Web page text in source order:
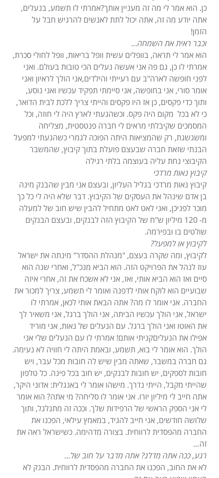
כן. הוא אמר לי מה זה מעניין אותך?אמרתי לו תשמע, בנעלים,
אתה יודע מה זה, אתה יכול לתת לאנשים להרגיש חבל על
הזמן!
וכבר ראית את השמחה…
הוא אמר לי תראה, בוופלים עשית וופל בריאות, וופל לחולי סכרת,
אמרתי לו כן, גם פה אני אעשה נעלים הכי טובות בעולם. ואני
לפני חופשה לארה"ב עם רעייתי והילדים,אני הולך לראיון ואני
אומר סורי, אני בחופשה, אני סיימתי תפקיד עכשיו ואני נוסע,
ותוך כדי פקסים, כן אז היו פקסים והייתי צריך ללכת לבית הדואר,
כי לא בכל מקום היה פקס. וכשהגעתי לארץ היה לי חוזה, וכל
המסמכים שקיבלתי מראים לי חברה פנטסטית, מצליחה
ומשגשגת, רק שהמציאות היתה הפוכה לגמרי כשהגעתי למפעל
הבנתי שזאת חברה שבעצם פועלת בתוך קיבוץ, שהמשבר
הקיבוצי נחת עליה בעוצמה בלתי רגילה
קיבוץ נאות מרדכי
קיבוץ נאות מרדכי בגליל העליון, ובעצם אני מבין שהבנק מינה
בן אדם שינהל את העסקים של הקיבוץ. דבר שלא היה לי כל כך
מוכר לפניכן, ואני לאט לאט מתחיל להבין שיש חוב של למעלה
מ- 120 מיליון ש"ח של הקיבוץ הזה לבנקים, ובעצם הבנקים
שולטים בו ובפירמה.
לקיבוץ או למפעל?
לקיבוץ, ומה שקרה בעצם, "מנהלת ההסדר" מינתה את ישראל
עוז לנהל את הפרויקט הזה. הוא הביא מנכ"ל, ואחרי שנה הוא
סיים ואז הוא הביא אותי, ואז, אני לא אשכח את זה, אחרי איזה
שבועיים הוא לוקח אותי לדפנה ואומר לי תשמע, צריך למכור את
החברה. אני אומר לו מה? אתה הבאת אותי לכאן, אמרתי לו
ישראל, אני הולך עכשיו הביתה, אני הולך ברגל, אני משאיר לך
את האוטו ואני הולך ברגל. עם הנעלים של נאות, אני מוריד
אפילו את הנעליםקניתי אותם! אמרתי לו עם הנעלים שלי אני
הולך. הוא אומר לי בוא, תשמע, ובאמת היתה לי חוויה לא נעימה.
גם חברה במשבר, שאתה מבין שיש לה חובות מכל עבר, ויש
חובות לספקים, יש חובות לבנקים, יש חוב בכל פינה. כל טלפון
שהייתי מקבל, הייתי נדרך. מישהו אומר לי באנגלית: אדוני היקר,
אתה חייב לי מיליון יורו. אני אומר לו סליחה? מי אתה? הוא אומר
לי אני הספק הראשי של הרפידות שלך. וככה זה מתגלגל, ותוך
שלושה חודשים, אני חייב להגיד, במאמץ עילאי, הפכנו את
החברה מהפסדית לרווחית. בצורה מדהימה. כשישראל ראה את
זה…
רגע, ככה אתה מדלג? אתה מדבר על חוב של…
לא את החוב, הפכנו את החברה מהפסדית לרווחית. הבנק לא